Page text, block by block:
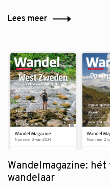
Lees meer
Wandelmagazine:
wandelaar